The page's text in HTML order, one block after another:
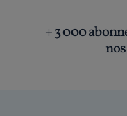
+ 3 000